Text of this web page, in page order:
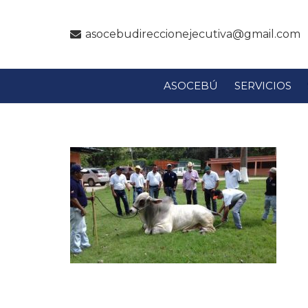
asocebudireccionejecutiva@gmail.com
ASOCEBÚ SERVICIOS